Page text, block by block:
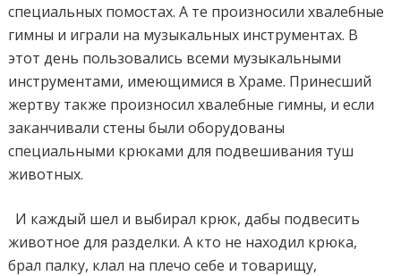
специальных помостах. А те произносили хвалебные
гимны и играли на музыкальных инструментах. В
этот день пользовались всеми музыкальными
инструментами, имеющимися в Храме. Принесший
жертву также произносил хвалебные гимны, и если
заканчивали стены были оборудованы
специальными крюками для подвешивания туш
животных.
И каждый шел и выбирал крюк, дабы подвесить
животное для разделки. А кто не находил крюка,
брал палку, клал на плечо себе и товарищу,